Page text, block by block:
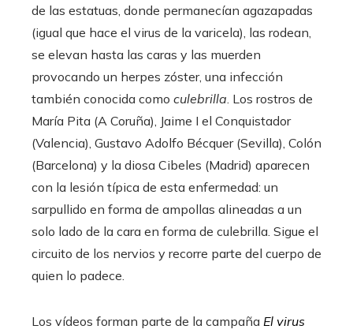
de las estatuas, donde permanecían agazapadas
(igual que hace el virus de la varicela), las rodean,
se elevan hasta las caras y las muerden
provocando un herpes zóster, una infección
también conocida como culebrilla. Los rostros de
María Pita (A Coruña), Jaime I el Conquistador
(Valencia), Gustavo Adolfo Bécquer (Sevilla), Colón
(Barcelona) y la diosa Cibeles (Madrid) aparecen
con la lesión típica de esta enfermedad: un
sarpullido en forma de ampollas alineadas a un
solo lado de la cara en forma de culebrilla. Sigue el
circuito de los nervios y recorre parte del cuerpo de
quien lo padece.
Los vídeos forman parte de la campaña El virus